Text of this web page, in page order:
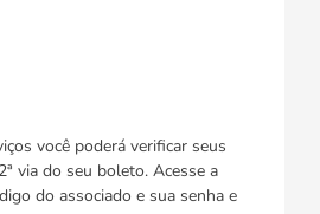
você poderá verificar seus
via do seu boleto. Acesse a
do associado e sua senha e